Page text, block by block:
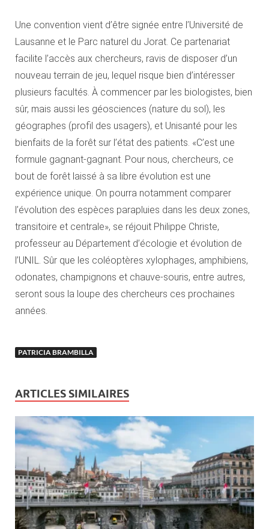
Une convention vient d’être signée entre l’Université de
Lausanne et le Parc naturel du Jorat. Ce partenariat
facilite l’accès aux chercheurs, ravis de disposer d’un
nouveau terrain de jeu, lequel risque bien d’intéresser
plusieurs facultés. À commencer par les biologistes, bien
sûr, mais aussi les géosciences (nature du sol), les
géographes (profil des usagers), et Unisanté pour les
bienfaits de la forêt sur l’état des patients. «C’est une
formule gagnant-gagnant. Pour nous, chercheurs, ce
bout de forêt laissé à sa libre évolution est une
expérience unique. On pourra notamment comparer
l’évolution des espèces parapluies dans les deux zones,
transitoire et centrale», se réjouit Philippe Christe,
professeur au Département d’écologie et évolution de
l’UNIL. Sûr que les coléoptères xylophages, amphibiens,
odonates, champignons et chauve-souris, entre autres,
seront sous la loupe des chercheurs ces prochaines
années.
PATRICIA BRAMBILLA
ARTICLES SIMILAIRES